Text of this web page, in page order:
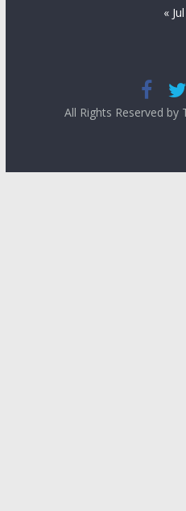
« Jul
All Rights Reserved